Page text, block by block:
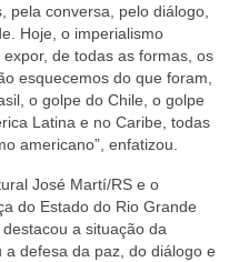
pela conversa, pelo diálogo,
Hoje, o imperialismo
de todas as formas, os
esquecemos do que foram,
o golpe do Chile, o golpe
Latina e no Caribe, todas
americano”, enfatizou.
José Martí/RS e o
do Estado do Rio Grande
a situação da
defesa da paz, do diálogo e